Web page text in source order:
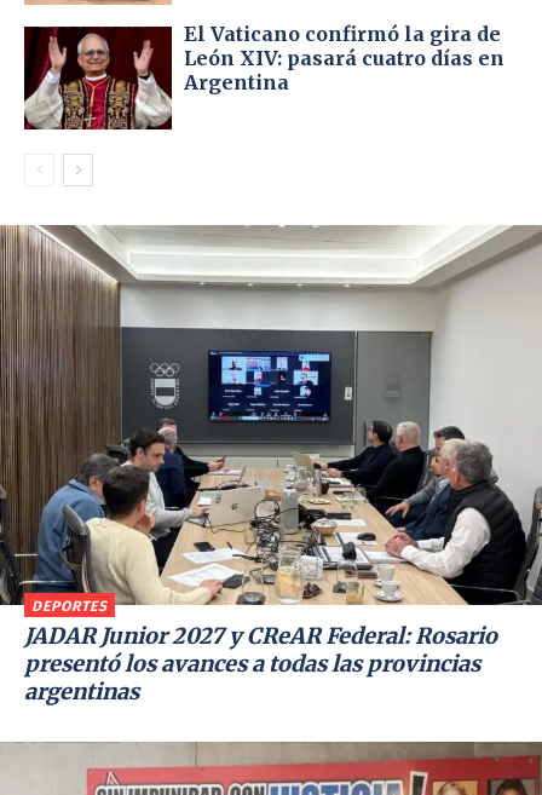
El Vaticano confirmó la gira de
León XIV: pasará cuatro días en
Argentina
DEPORTES
JADAR Junior 2027 y CReAR Federal: Rosario
presentó los avances a todas las provincias
argentinas